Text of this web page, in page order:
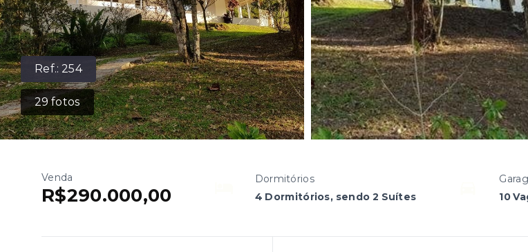
Ref.:254
29fotos
Venda
R$290.000,00
Dormitórios
4 Dormitórios, sendo 2 Suítes
10